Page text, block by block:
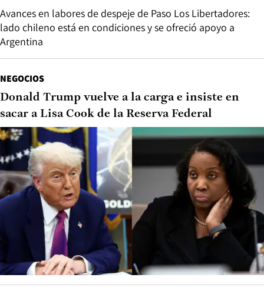
CHILE
Exalcalde de Renaico es condenado a 15 años de
cárcel por delitos de connotación sexual